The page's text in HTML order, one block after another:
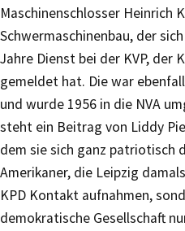
Maschinenschlosser Heinrich
Schwermaschinenbau, der
Jahre Dienst bei der KVP, der
gemeldet hat. Die war
und wurde 1956 in die NVA
steht ein Beitrag von Liddy
dem sie sich ganz patriotisch
Amerikaner, die Leipzig
KPD Kontakt aufnahmen,
demokratische Gesellschaft